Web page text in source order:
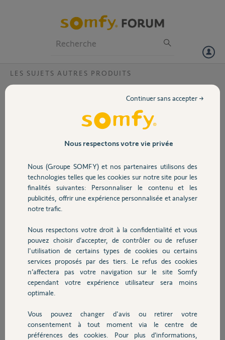
Volet
Sécurité
Domotique
Chauffage
Autres produits
Devis avec un pro
LES SUJETS AUTRES PRODUITS
Changement écran visiophone
Bonjour. Est-il possible de changer un écran de visiophone V500 ref
Thierry
Thierry M.
il y a plus d'un an
Participer au fil de discussion
Réponses
Non, je crains qu'il fasse changer le vidéo complet.
Charly il y a plus d'un an
Nous respectons votre vie privée
Nous (Groupe SOMFY) et nos partenaires utilisons des
technologies telles que les cookies sur notre site pour les
finalités suivantes: Personnaliser le contenu et les
publicités, offrir une expérience personnalisée et analyser
notre trafic.
Nous respectons votre droit à la confidentialité et vous
pouvez choisir d’accepter, de contrôler ou de refuser
l'utilisation de certains types de cookies ou certains
services proposés par des tiers. Le refus des cookies
n’affectera pas votre navigation sur le site Somfy
cependant votre expérience utilisateur sera moins
optimale.
Vous pouvez changer d'avis ou retirer votre
consentement à tout moment via le centre de
préférences des cookies. Pour plus d’informations,
Continuer sans accepter →